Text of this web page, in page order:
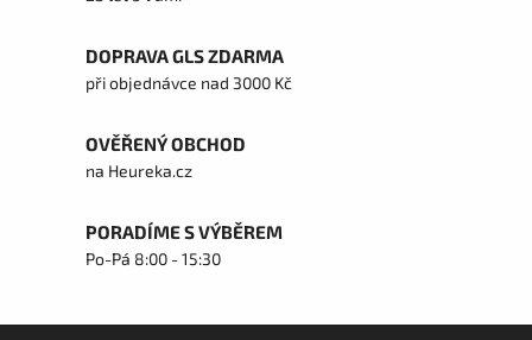
DOPRAVA GLS ZDARMA
při objednávce nad 3000 Kč
OVĚŘENÝ OBCHOD
na Heureka.cz
PORADÍME S VÝBĚREM
Po-Pá 8:00 - 15:30